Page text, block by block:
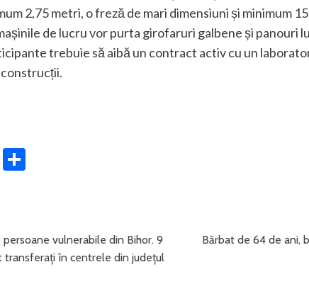
2,75 metri, o freză de mari dimensiuni și minimum
de lucru vor purta girofaruri galbene și panouri
trebuie să aibă un contract activ cu un
Email
vulnerabile din Bihor. 9
transferați în centrele din județul
Bărbat de 64 de ani,